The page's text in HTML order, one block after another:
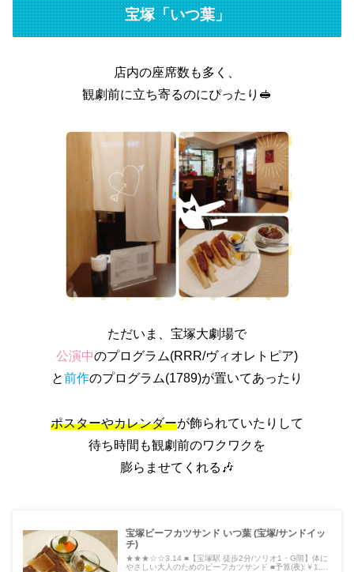
宝塚「いつ葉」
店内の座席数も多く、
観劇前に立ち寄るのにぴったり🥪
ただいま、宝塚大劇場で
公演中のプログラム(RRR/ヴィオレトピア)
と前作のプログラム(1789)が置いてあったり
ポスターやカレンダーが飾られていたりして
待ち時間も観劇前のワクワクを
膨らませてくれる🎶
宝塚ビーフカツサンド いつ葉 (宝塚/サンドイッ
チ)
★★★☆☆3.14 ■【宝塚駅 徒歩2分/ソリオ1・G階】体に
やさしい大人のためのビーフカツサンド ■予算(夜):￥1,...